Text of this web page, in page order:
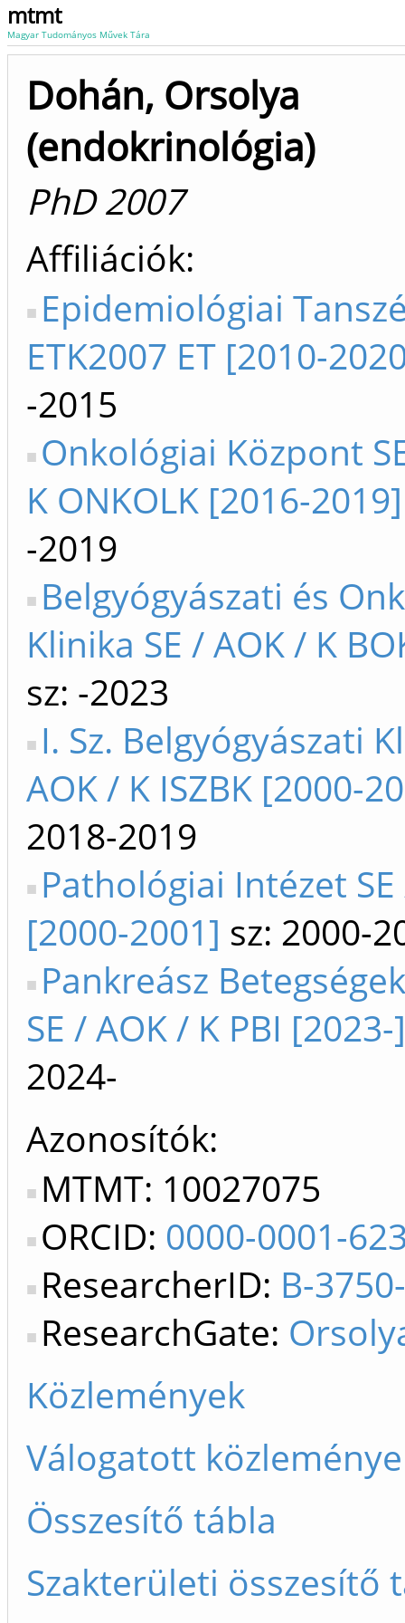
mtmt
Magyar Tudományos Művek Tára
Dohán, Orsolya
(endokrinológia)
PhD 2007
Affiliációk
Epidemiológiai
ETK2007 ET [2010-
-2015
Onkológiai Központ
K ONKOLK [2016-2019]
-2019
Belgyógyászati és
Klinika SE / AOK / K
sz: -2023
I. Sz. Belgyógyászati
AOK / K ISZBK [2000-
2018-2019
Pathológiai Intézet SE
[2000-2001] sz: 2000-
Pankreász
SE / AOK / K PBI [2023-]
2024-
Azonosítók
MTMT: 10027075
ORCID: 0000-0001-
ResearcherID: B-
ResearchGate:
Közlemények
Válogatott
Összesítő tábla
Szakterületi összesítő